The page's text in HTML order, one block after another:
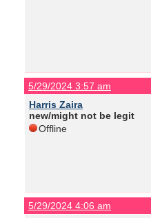
5/29/2024 3:57 am
Harris Zaira
new/might not be legit
Offline
5/29/2024 4:06 am